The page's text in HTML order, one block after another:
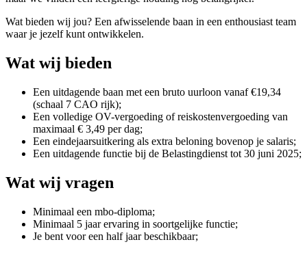
Wat bieden wij jou? Een afwisselende baan in een enthousiast team
waar je jezelf kunt ontwikkelen.
Wat wij bieden
Een uitdagende baan met een bruto uurloon vanaf €19,34
(schaal 7 CAO rijk);
Een volledige OV-vergoeding of reiskostenvergoeding van
maximaal € 3,49 per dag;
Een eindejaarsuitkering als extra beloning bovenop je salaris;
Een uitdagende functie bij de Belastingdienst tot 30 juni 2025;
Wat wij vragen
Minimaal een mbo-diploma;
Minimaal 5 jaar ervaring in soortgelijke functie;
Je bent voor een half jaar beschikbaar;